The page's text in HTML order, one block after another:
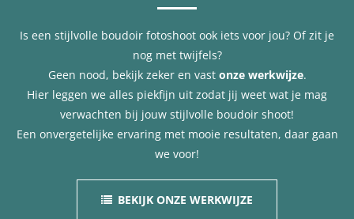
Is een stijlvolle boudoir fotoshoot ook iets voor jou? Of zit je
nog met twijfels?
Geen nood, bekijk zeker en vast onze werkwijze.
Hier leggen we alles piekfijn uit zodat jij weet wat je mag
verwachten bij jouw stijlvolle boudoir shoot!
Een onvergetelijke ervaring met mooie resultaten, daar gaan
we voor!
BEKIJK ONZE WERKWIJZE